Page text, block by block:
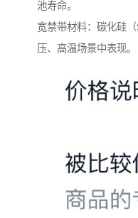
池寿命。
宽禁带材料：碳化硅
压、高温场景中表现。